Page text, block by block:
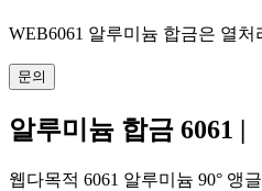
WEB6061 알루미늄 합금은 열
문의
알루미늄 합금 6061 |
웹다목적 6061 알루미늄 90° 앵